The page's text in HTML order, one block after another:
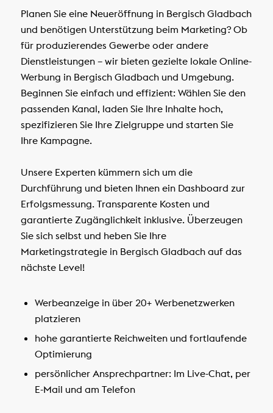
Planen Sie eine Neueröffnung in Bergisch Gladbach
und benötigen Unterstützung beim Marketing? Ob
für produzierendes Gewerbe oder andere
Dienstleistungen – wir bieten gezielte lokale Online-
Werbung in Bergisch Gladbach und Umgebung.
Beginnen Sie einfach und effizient: Wählen Sie den
passenden Kanal, laden Sie Ihre Inhalte hoch,
spezifizieren Sie Ihre Zielgruppe und starten Sie
Ihre Kampagne.
Unsere Experten kümmern sich um die
Durchführung und bieten Ihnen ein Dashboard zur
Erfolgsmessung. Transparente Kosten und
garantierte Zugänglichkeit inklusive. Überzeugen
Sie sich selbst und heben Sie Ihre
Marketingstrategie in Bergisch Gladbach auf das
nächste Level!
Werbeanzeige in über 20+ Werbenetzwerken
platzieren
hohe garantierte Reichweiten und fortlaufende
Optimierung
persönlicher Ansprechpartner: Im Live-Chat, per
E-Mail und am Telefon